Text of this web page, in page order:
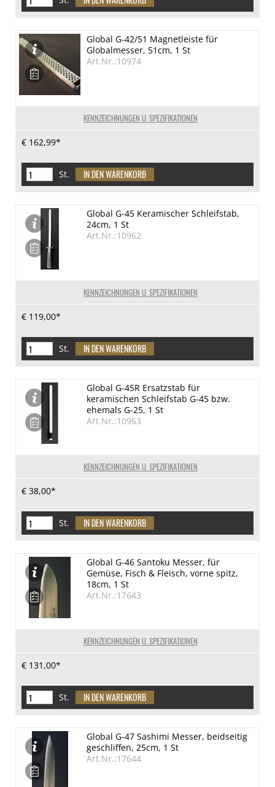
KENNZEICHNUNGEN U. SPEZIFIKATIONEN
Global G-42/51 Magnetleiste für
Globalmesser, 51cm, 1 St
Art.Nr.:10974
€ 162,99*
St.
KENNZEICHNUNGEN U. SPEZIFIKATIONEN
Global G-45 Keramischer Schleifstab,
24cm, 1 St
Art.Nr.:10962
€ 119,00*
St.
KENNZEICHNUNGEN U. SPEZIFIKATIONEN
Global G-45R Ersatzstab für
keramischen Schleifstab G-45 bzw.
ehemals G-25, 1 St
Art.Nr.:10963
€ 38,00*
St.
KENNZEICHNUNGEN U. SPEZIFIKATIONEN
Global G-46 Santoku Messer, für
Gemüse, Fisch & Fleisch, vorne spitz,
18cm, 1 St
Art.Nr.:17643
€ 131,00*
St.
Global G-47 Sashimi Messer, beidseitig
geschliffen, 25cm, 1 St
Art.Nr.:17644